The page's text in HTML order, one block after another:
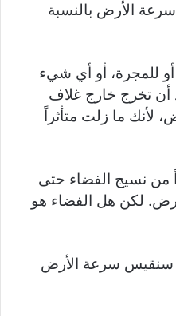
الأرض بالنسبة
للمجرة، أو أي شيء
أن تخرج خارج غلاف
لأنك ما زلت متأثراً
من نسيج الفضاء حتى
لكن هل الفضاء هو
سنقيس سرعة الأرض